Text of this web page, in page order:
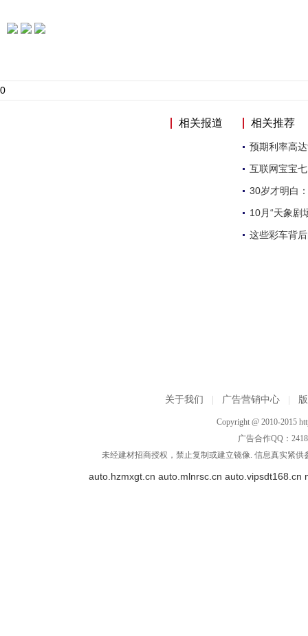
0
相关报道 相关推荐
预期利率高
互联网宝宝
30岁才明白
10月“天象剧
这些彩车背
关于我们 广告营销中心
Copyright @ 2010-2015
广告合作QQ：
未经建材招商授权，禁止复制或建立镜像. 信息真实紧
auto.hzmxgt.cn auto.mlnrsc.cn auto.vipsdt168.cn